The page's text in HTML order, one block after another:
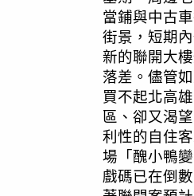
當鋪與中古
街景，短期
新的聯開大
落差。儘管
買不起北高
區、卻又渴
利性的自住
場「醜小鴨
戲碼已在倒